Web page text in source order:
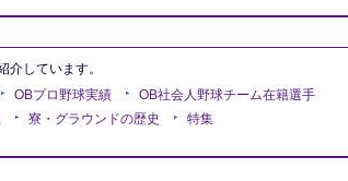
介しています。
OBプロ野球実績
OB社会人野球チーム在籍選手
寮・グラウンドの歴史 特集